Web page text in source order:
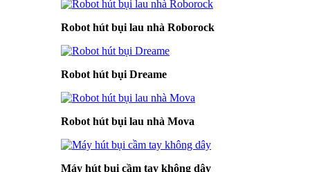
Robot hút bụi lau nhà Roborock
Robot hút bụi Dreame
Robot hút bụi lau nhà Mova
Máy hút bụi cầm tay không dây